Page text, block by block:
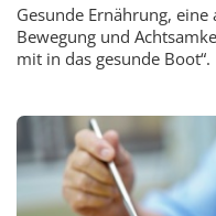
Gesunde Ernährung,
Bewegung und
mit in das gesunde Boot“.